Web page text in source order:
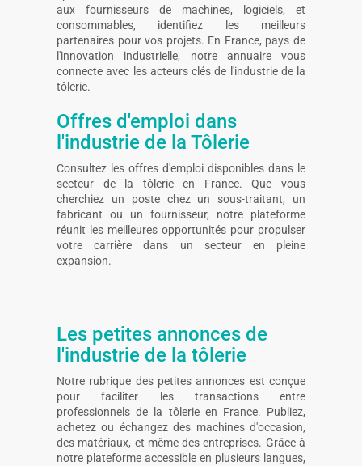
aux fournisseurs de machines, logiciels, et
consommables, identifiez les meilleurs
partenaires pour vos projets. En France, pays de
l'innovation industrielle, notre annuaire vous
connecte avec les acteurs clés de l'industrie de la
tôlerie.
Offres d'emploi dans
l'industrie de la Tôlerie
Consultez les offres d'emploi disponibles dans le
secteur de la tôlerie en France. Que vous
cherchiez un poste chez un sous-traitant, un
fabricant ou un fournisseur, notre plateforme
réunit les meilleures opportunités pour propulser
votre carrière dans un secteur en pleine
expansion.
Les petites annonces de
l'industrie de la tôlerie
Notre rubrique des petites annonces est conçue
pour faciliter les transactions entre
professionnels de la tôlerie en France. Publiez,
achetez ou échangez des machines d'occasion,
des matériaux, et même des entreprises. Grâce à
notre plateforme accessible en plusieurs langues,